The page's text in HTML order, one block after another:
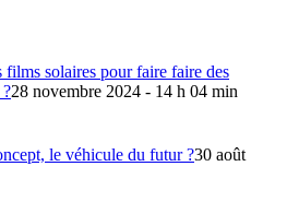
films solaires pour faire faire des
28 novembre 2024 - 14 h 04 min
le véhicule du futur ?30 août